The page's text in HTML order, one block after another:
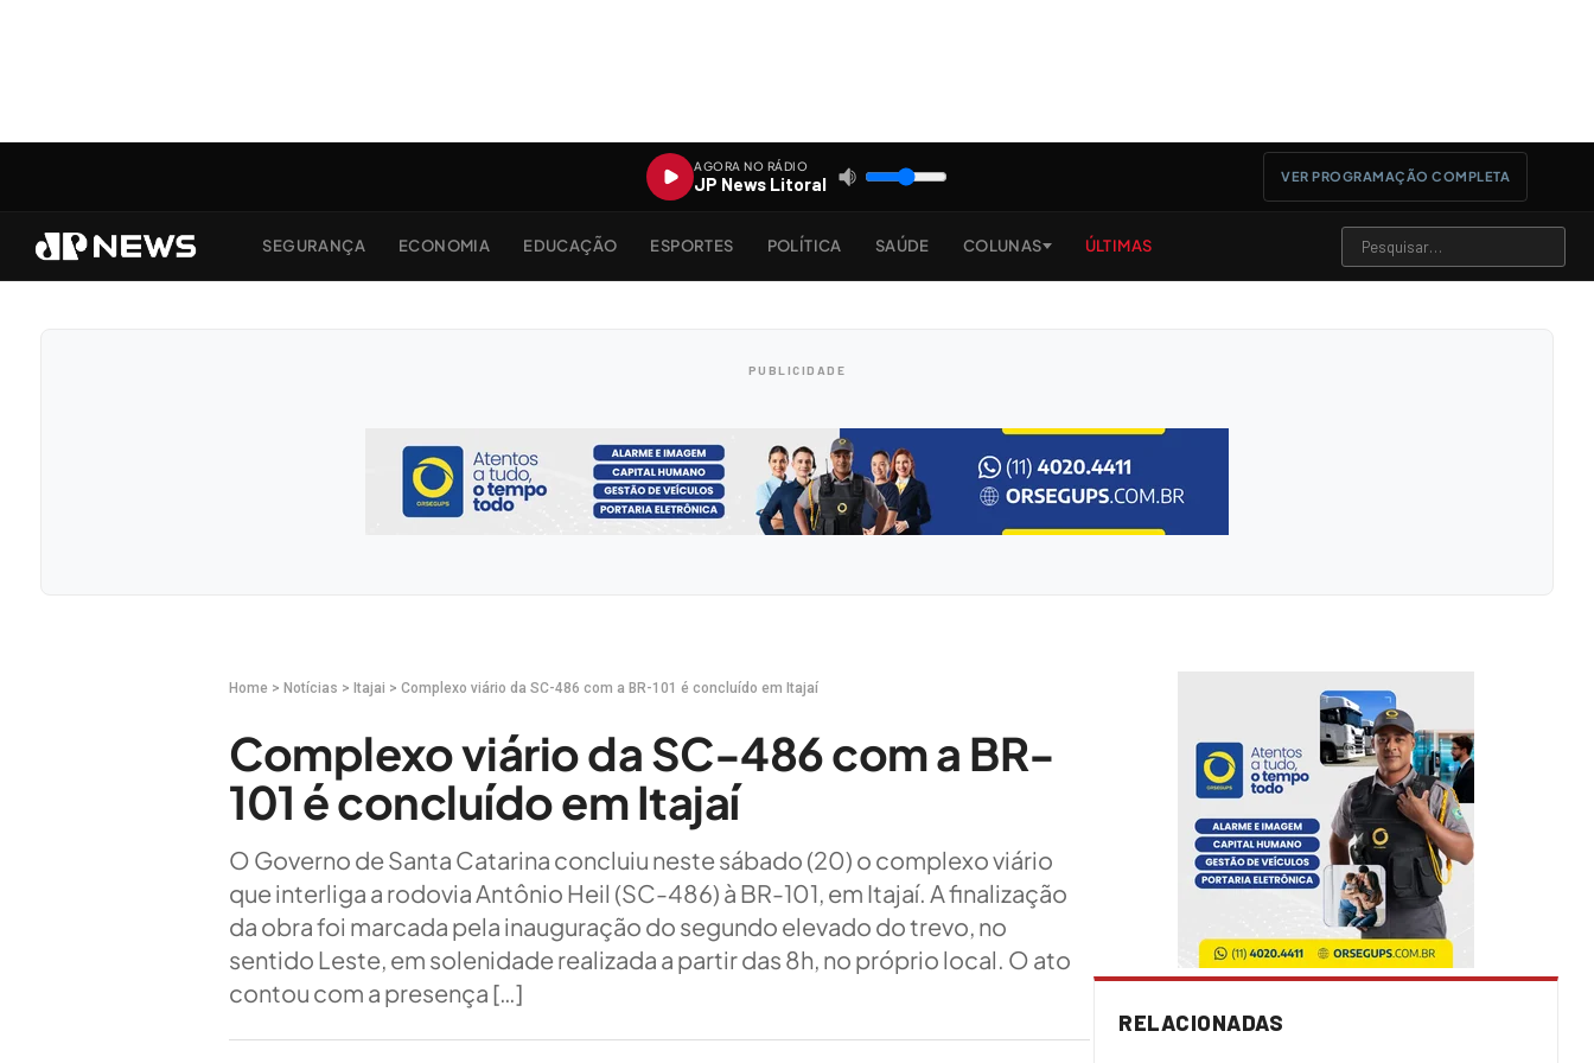
AGORA NO RÁDIO
JP News Litoral VER PROGRAMAÇÃO COMPLETA
SEGURANÇA ECONOMIA EDUCAÇÃO ESPORTES POLÍTICA SAÚDE COLUNAS ÚLTIMAS
RELACIONADAS
Home > Notícias > Itajai >Complexo viário da SC-486 com a BR-101 é concluído em Itajaí
Complexo viário da SC-486 com a BR-
101 é concluído em Itajaí
O Governo de Santa Catarina concluiu neste sábado (20) o complexo viário
que interliga a rodovia Antônio Heil (SC-486) à BR-101, em Itajaí. A finalização
da obra foi marcada pela inauguração do segundo elevado do trevo, no
sentido Leste, em solenidade realizada a partir das 8h, no próprio local. O ato
contou com a presença […]